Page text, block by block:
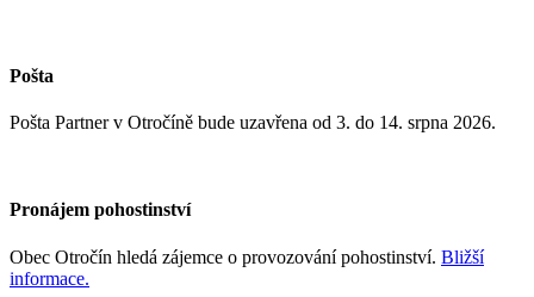
Pošta
Pošta Partner v Otročíně bude uzavřena od 3. do 14. srpna 2026.
Pronájem pohostinství
Obec Otročín hledá zájemce o provozování pohostinství. Bližší
informace.